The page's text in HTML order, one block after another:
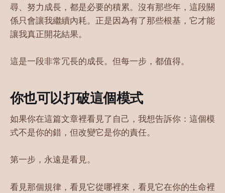
尋、努力成長，都是必要的積累。沒有那些年，這段關
係只會讓我繼續內耗。正是因為有了那些根基，它才能
讓我真正開花結果。
這是一段非常冗長的成長。但每一步，都值得。
你也可以打破這個模式
如果你在這篇文章裡看見了自己，我想告訴你：這個模
式不是你的錯，但改變它是你的責任。
第一步，永遠是看見。
看見那個規律，看見它從哪裡來，看見它在你的生命裡